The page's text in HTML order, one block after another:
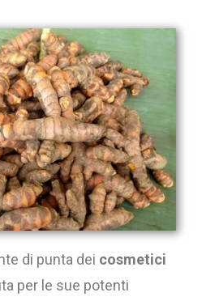
di punta dei cosmetici
per le sue potenti